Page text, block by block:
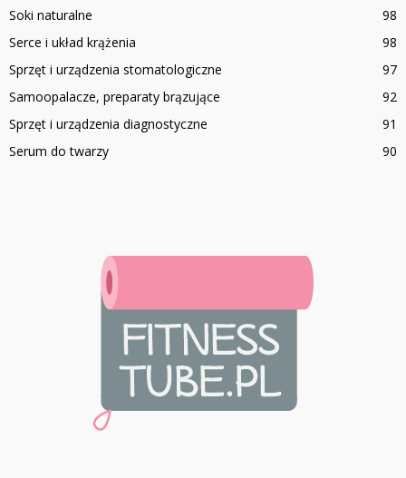
Soki naturalne
98
Serce i układ krążenia
98
Sprzęt i urządzenia stomatologiczne
97
Samoopalacze, preparaty brązujące
92
Sprzęt i urządzenia diagnostyczne
91
Serum do twarzy
90